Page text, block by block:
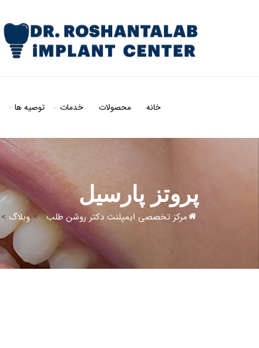
خانه محصولات خدمات توصیه ها
پروتز پارسیل
مرکز تخصصی ایمپلنت دکتر روشن طلب >وبلاگ >